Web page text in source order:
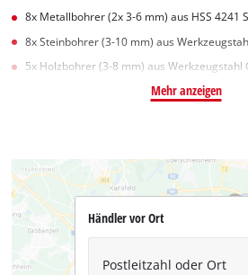
8x Metallbohrer (2x 3-6 mm) aus HSS 4241
8x Steinbohrer (3-10 mm) aus
5x Holzbohrer (3-8 mm) aus Werkzeugstahl
Mehr anzeigen
Händler vor Ort
Postleitzahl oder Ort